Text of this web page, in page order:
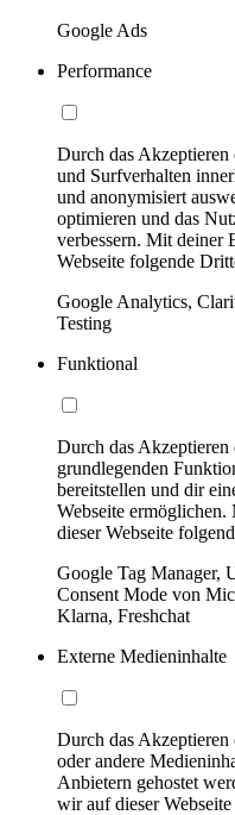
Google Ads
Performance
Durch das
und Surfverhalten
und anonymisiert
optimieren und das
verbessern. Mit deiner
Webseite folgende
Google Analytics,
Testing
Funktional
Durch das
grundlegenden
bereitstellen und dir
Webseite
dieser Webseite
Google Tag Manager,
Consent Mode von
Klarna, Freshchat
Externe Medieninhalte
Durch das
oder andere
Anbietern gehostet
wir auf dieser